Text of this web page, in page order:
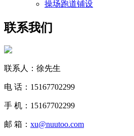
操场跑道铺设
联系我们
联系人：徐先生
电 话：15167702299
手 机：15167702299
邮 箱： xu@nuutoo.com